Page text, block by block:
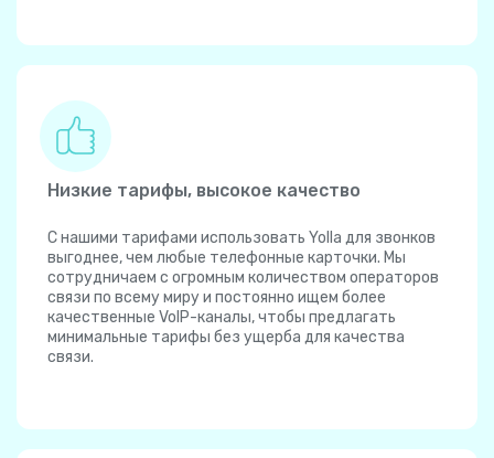
Низкие тарифы, высокое качество
С нашими тарифами использовать Yolla для звонков
выгоднее, чем любые телефонные карточки. Мы
сотрудничаем с огромным количеством операторов
связи по всему миру и постоянно ищем более
качественные VoIP-каналы, чтобы предлагать
минимальные тарифы без ущерба для качества
связи.